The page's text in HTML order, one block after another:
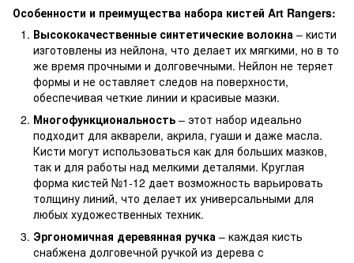
Особенности и преимущества набора кистей Art Rangers:
Высококачественные синтетические волокна – кисти
изготовлены из нейлона, что делает их мягкими, но в то
же время прочными и долговечными. Нейлон не теряет
формы и не оставляет следов на поверхности,
обеспечивая четкие линии и красивые мазки.
Многофункциональность – этот набор идеально
подходит для акварели, акрила, гуаши и даже масла.
Кисти могут использоваться как для больших мазков,
так и для работы над мелкими деталями. Круглая
форма кистей №1-12 дает возможность варьировать
толщину линий, что делает их универсальными для
любых художественных техник.
Эргономичная деревянная ручка – каждая кисть
снабжена долговечной ручкой из дерева с